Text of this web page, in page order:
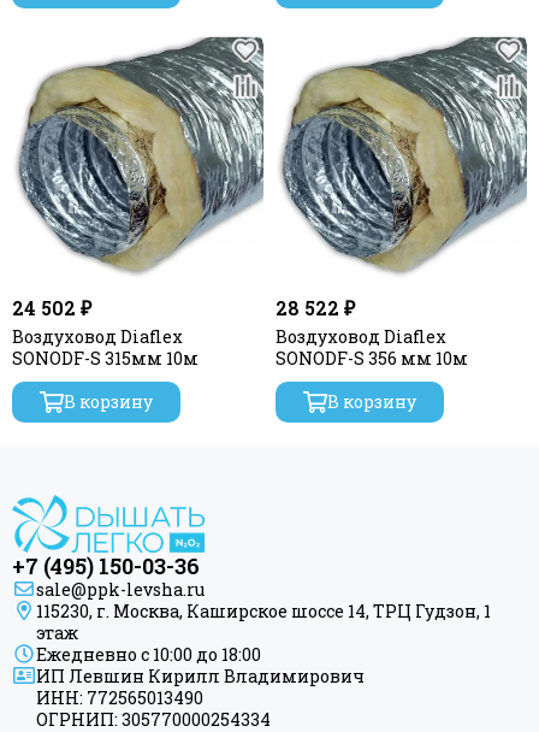
24 502 ₽
Воздуховод Diaflex
SONODF-S 315мм 10м
В корзину
28 522 ₽
Воздуховод Diaflex
SONODF-S 356 мм 10м
В корзину
+7 (495) 150-03-36
sale@ppk-levsha.ru
115230, г. Москва, Каширское шоссе 14, ТРЦ Гудзон, 1
этаж
Ежедневно с 10:00 до 18:00
ИП Левшин Кирилл Владимирович
ИНН: 772565013490
ОГРНИП: 305770000254334